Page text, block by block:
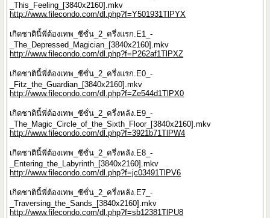
_This_Feeling_[3840x2160].mkv
http://www.filecondo.com/dl.php?f=Y501931TlPYX
เกิดชาตินี้พี่ต้องเทพ_ซีซั่น_2_ครึ่งแรก.E1_-
_The_Depressed_Magician_[3840x2160].mkv
http://www.filecondo.com/dl.php?f=P262af1TlPXZ
เกิดชาตินี้พี่ต้องเทพ_ซีซั่น_2_ครึ่งแรก.E0_-
_Fitz_the_Guardian_[3840x2160].mkv
http://www.filecondo.com/dl.php?f=Ze544d1TlPX0
เกิดชาตินี้พี่ต้องเทพ_ซีซั่น_2_ครึ่งหลัง.E9_-
_The_Magic_Circle_of_the_Sixth_Floor_[3840x2160].mkv
http://www.filecondo.com/dl.php?f=3921b71TlPW4
เกิดชาตินี้พี่ต้องเทพ_ซีซั่น_2_ครึ่งหลัง.E8_-
_Entering_the_Labyrinth_[3840x2160].mkv
http://www.filecondo.com/dl.php?f=jc03491TlPV6
เกิดชาตินี้พี่ต้องเทพ_ซีซั่น_2_ครึ่งหลัง.E7_-
_Traversing_the_Sands_[3840x2160].mkv
http://www.filecondo.com/dl.php?f=sb12381TlPU8